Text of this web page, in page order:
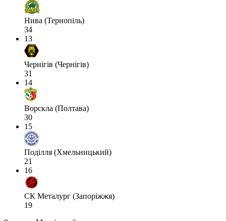
Нива (Тернопіль)
34
13
Чернігів (Чернігів)
31
14
Ворскла (Полтава)
30
15
Поділля (Хмельницький)
21
16
СК Металург (Запоріжжя)
19